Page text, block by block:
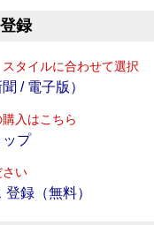
録
タイルに合わせて選択
/ 電子版）
入はこちら
ップ
さい
録（無料）